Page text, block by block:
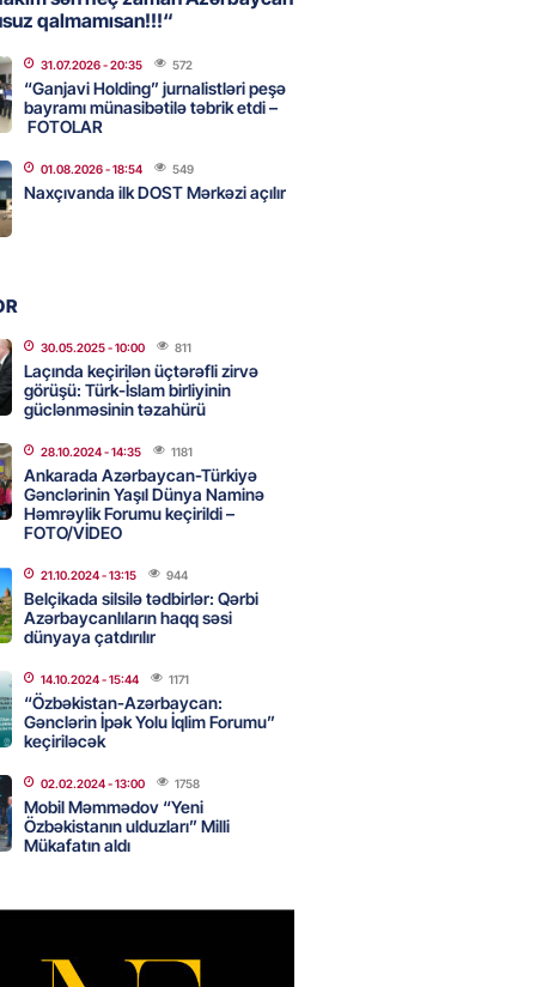
- 15:07 77
sədr müavinini AZCON
Ukraynaya qaz tədarük
Əliyev 2 diplomatı geri çağırdı
dənizdə batan qardaşı tələbə
- 14:15
əmlakı müsadirə EDİLDİ
- 14:00
zibil qutusuna atılan 1 milyon
bileti iki günlük
sonra tapılıb
FACİƏ – Ər-arvad yanaraq
qalmamısan!!!“
31.07.2026- 20:35 572
“Ganjavi Holding” jurnalistləri peşə
bayramı münasibətilə təbrik etdi –
FOTOLAR
01.08.2026- 18:54 549
Naxçıvanda ilk DOST Mərkəzi açılır
30.05.2025- 10:00 811
Laçında keçirilən üçtərəfli zirvə
görüşü: Türk-İslam birliyinin
güclənməsinin təzahürü
28.10.2024- 14:35 1181
Ankarada Azərbaycan-Türkiyə
Gənclərinin Yaşıl Dünya Naminə
Həmrəylik Forumu keçirildi –
FOTO/VİDEO
21.10.2024- 13:15 944
Belçikada silsilə tədbirlər: Qərbi
Azərbaycanlıların haqq səsi
dünyaya çatdırılır
14.10.2024- 15:44 1171
“Özbəkistan-Azərbaycan:
Gənclərin İpək Yolu İqlim Forumu”
keçiriləcək
02.02.2024- 13:00 1758
Mobil Məmmədov “Yeni
Özbəkistanın ulduzları” Milli
Mükafatın aldı